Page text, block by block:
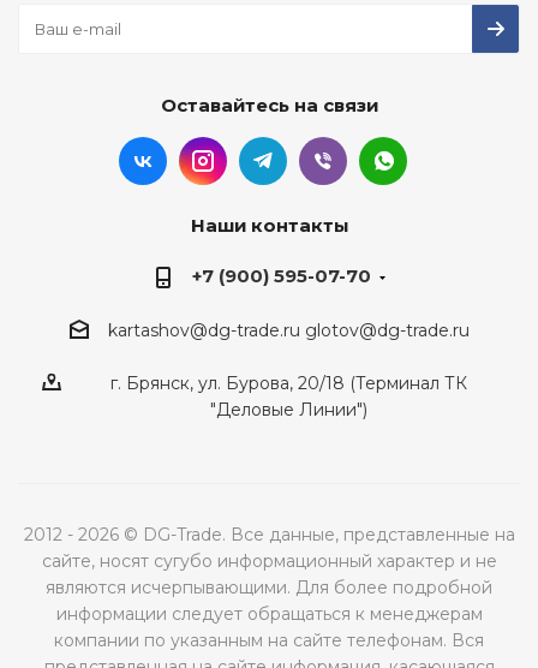
Оставайтесь на связи
Наши контакты
+7 (900) 595-07-70
kartashov@dg-trade.ru glotov@dg-trade.ru
г. Брянск, ул. Бурова, 20/18 (Терминал ТК
"Деловые Линии")
2012 - 2026 © DG-Trade. Все данные, представленные на
сайте, носят сугубо информационный характер и не
являются исчерпывающими. Для более подробной
информации следует обращаться к менеджерам
компании по указанным на сайте телефонам. Вся